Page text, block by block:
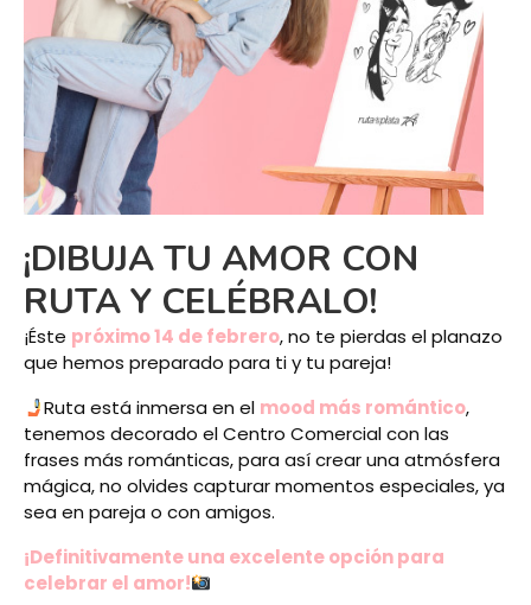
¡DIBUJA TU AMOR CON
RUTA Y CELÉBRALO!
¡Éste próximo 14 de febrero, no te pierdas el planazo
que hemos preparado para ti y tu pareja!
Ruta está inmersa en el mood más romántico,
tenemos decorado el Centro Comercial con las
frases más románticas, para así crear una atmósfera
mágica, no olvides capturar momentos especiales, ya
sea en pareja o con amigos.
¡Definitivamente una excelente opción para
celebrar el amor!